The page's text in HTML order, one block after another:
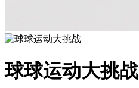
球球运动大挑战